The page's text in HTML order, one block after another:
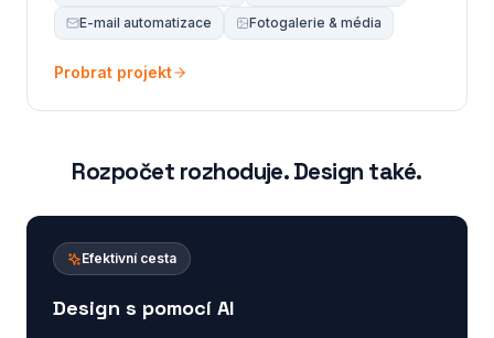
E-mail automatizace
Fotogalerie & média
Probrat projekt
Rozpočet rozhoduje. Design také.
Efektivní cesta
Design s pomocí AI